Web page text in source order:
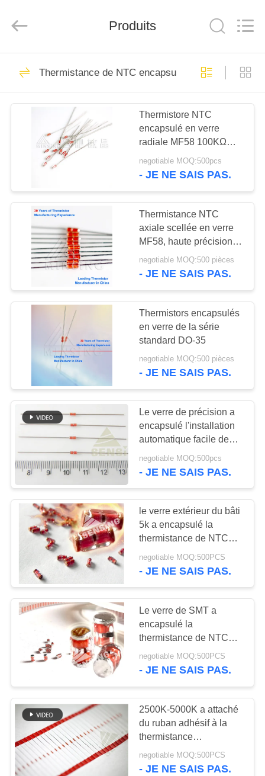
MAISON
PRODUITS
SUJET
NOUS
VISITE
D'USINE
CONTRÔLE
DE
QUALITÉ
CONTACTEZ-
NOUS
NOUVELLES
DEMANDEZ
UNE
CITATION
PLAN
DU
SITE
PRIVACY
POLICY
Electronic
Rights
Thermistance de la
précision NTC
Thermistance
époxyde
47
Thermistance de
NTC encapsulée
par verre
15
Sonde de
température de NTC
42
sonde de
température
médicale
Thermistance de la
couche mince
6
Produits
Thermistance de NTC encapsulée par verre
Thermistore NTC
encapsulé en verre
radiale MF58 100KΩ
B3950 Haute sensibilité
pour la détection de la
negotiable MOQ:500pcs
- JE NE SAIS PAS.
Thermistance NTC
axiale scellée en verre
MF58, haute précision
100 K ± 1 %, B3990
negotiable MOQ:500 pièces
- JE NE SAIS PAS.
Thermistors encapsulés
en verre de la série
standard DO-35
negotiable MOQ:500 pièces
- JE NE SAIS PAS.
Le verre de précision a
encapsulé l'installation
automatique facile de
fournisseurs de
thermistance de NTC
negotiable MOQ:500pcs
- JE NE SAIS PAS.
le verre extérieur du bâti
5k a encapsulé la
thermistance de NTC
pour des unités d'IGBT
negotiable MOQ:500PCS
- JE NE SAIS PAS.
Le verre de SMT a
encapsulé la
thermistance de NTC
appropriée pour être
employé dans un
negotiable MOQ:500PCS
- JE NE SAIS PAS.
2500K-5000K a attaché
du ruban adhésif à la
thermistance
encapsulée en verre de
NTC pour le support
negotiable MOQ:500PCS
- JE NE SAIS PAS.